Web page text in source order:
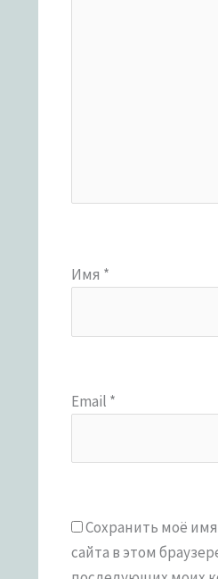
Имя *
Email *
Сохранить моё
сайта в этом